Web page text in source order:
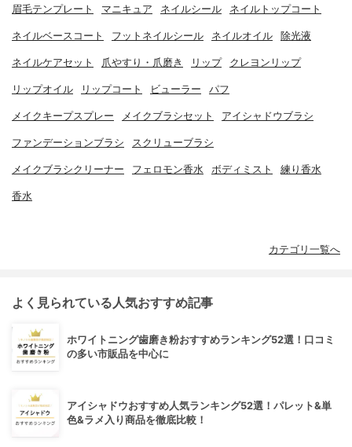
眉毛テンプレート マニキュア ネイルシール ネイルトップコート
ネイルベースコート フットネイルシール ネイルオイル 除光液
ネイルケアセット 爪やすり・爪磨き リップ クレヨンリップ
リップオイル リップコート ビューラー パフ
メイクキープスプレー メイクブラシセット アイシャドウブラシ
ファンデーションブラシ スクリューブラシ
メイクブラシクリーナー フェロモン香水 ボディミスト 練り香水
香水
カテゴリ一覧へ
よく見られている人気おすすめ記事
ホワイトニング歯磨き粉おすすめランキング52選！口コミ
の多い市販品を中心に
アイシャドウおすすめ人気ランキング52選！パレット&単
色&ラメ入り商品を徹底比較！